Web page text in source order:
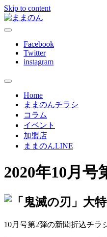
Skip to content
ままのん
ままのんは、忙しいあなたを
Facebook
Twitter
instagram
Home
ままのんチラシ
コラム
イベント
加盟店
ままのんLINE
2020年10月号
10月号第2弾の新聞折込チラ